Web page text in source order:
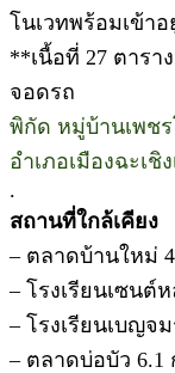
โนเวทพร้อมเข้าอ
**เนื้อที่ 27 ตารา
จอดรถ
พิกัด หมู่บ้านเพช
อำเภอเมืองฉะเชิ
.
สถานที่ใกล้เคียง
– ตลาดบ้านใหม่
– โรงเรียนเซนต์
– โรงเรียนเบญจ
– ตลาดบ่อบัว 6.1